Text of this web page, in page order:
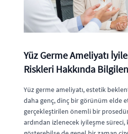
Yüz Germe Ameliyatı
Riskleri Hakkında
Yüz germe ameliyatı, estetik
daha genç, dinç bir görünüm elde
gerçekleştirilen önemli bir
ardından izlenecek iyileşme